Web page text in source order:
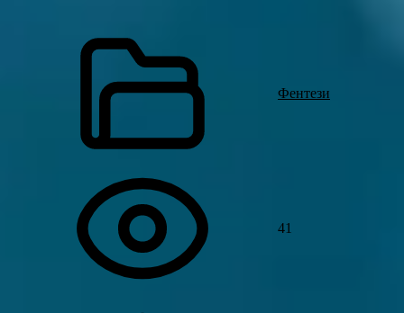
Фентези
41